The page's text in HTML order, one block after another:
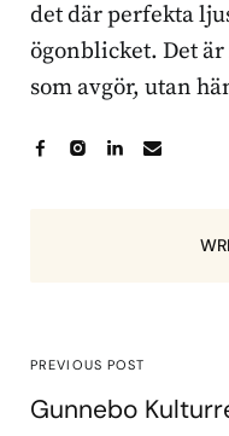
det där perfekta
ögonblicket. Det
som avgör, utan
PREVIOUS POST
Gunnebo